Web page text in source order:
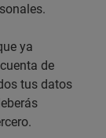
ya
de
tus datos